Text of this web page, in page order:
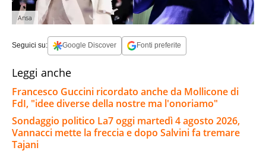
Ansa
Seguici su: Google Discover Fonti preferite
Leggi anche
Francesco Guccini ricordato anche da Mollicone di
FdI, "idee diverse della nostre ma l'onoriamo"
Sondaggio politico La7 oggi martedì 4 agosto 2026,
Vannacci mette la freccia e dopo Salvini fa tremare
Tajani